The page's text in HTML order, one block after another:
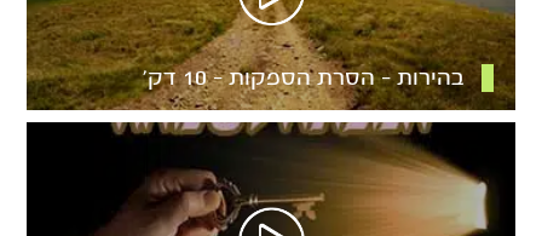
בהירות – הסרת הספקות – 10 דק’